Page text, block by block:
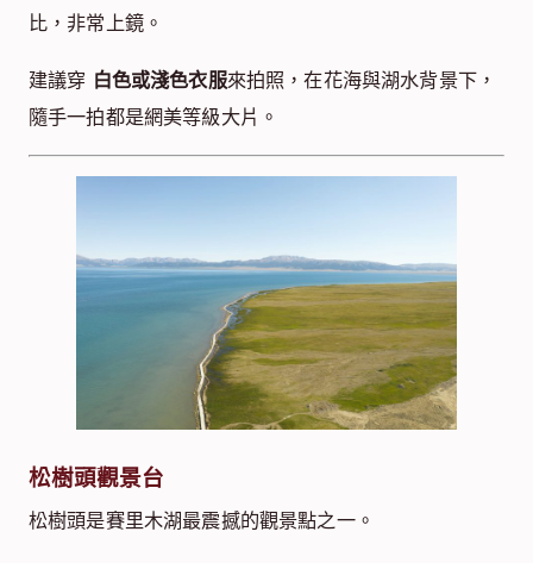
比，非常上鏡。
建議穿 白色或淺色衣服來拍照，在花海與湖水背景下，
隨手一拍都是網美等級大片。
松樹頭觀景台
松樹頭是賽里木湖最震撼的觀景點之一。